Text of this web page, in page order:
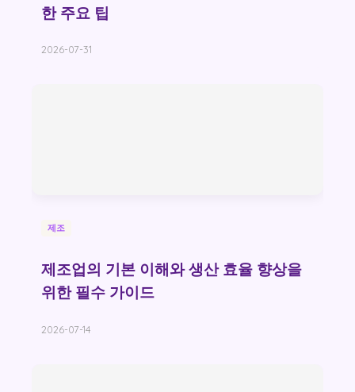
한 주요 팁
2026-07-31
제조
제조업의 기본 이해와 생산 효율 향상을
위한 필수 가이드
2026-07-14